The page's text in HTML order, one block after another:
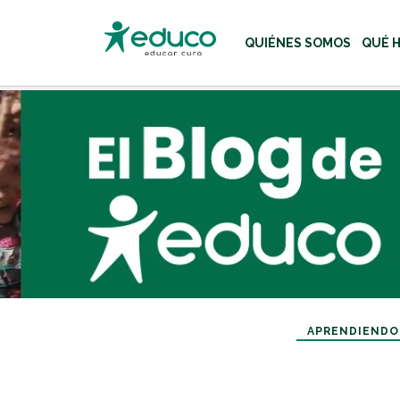
Usa las teclas Tab o
QUIÉNES SOMOS QUÉ